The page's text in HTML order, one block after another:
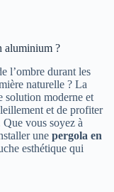
aluminium ?
l’ombre durant les
naturelle ? La
solution moderne et
et de profiter
Que vous soyez à
une pergola en
esthétique qui